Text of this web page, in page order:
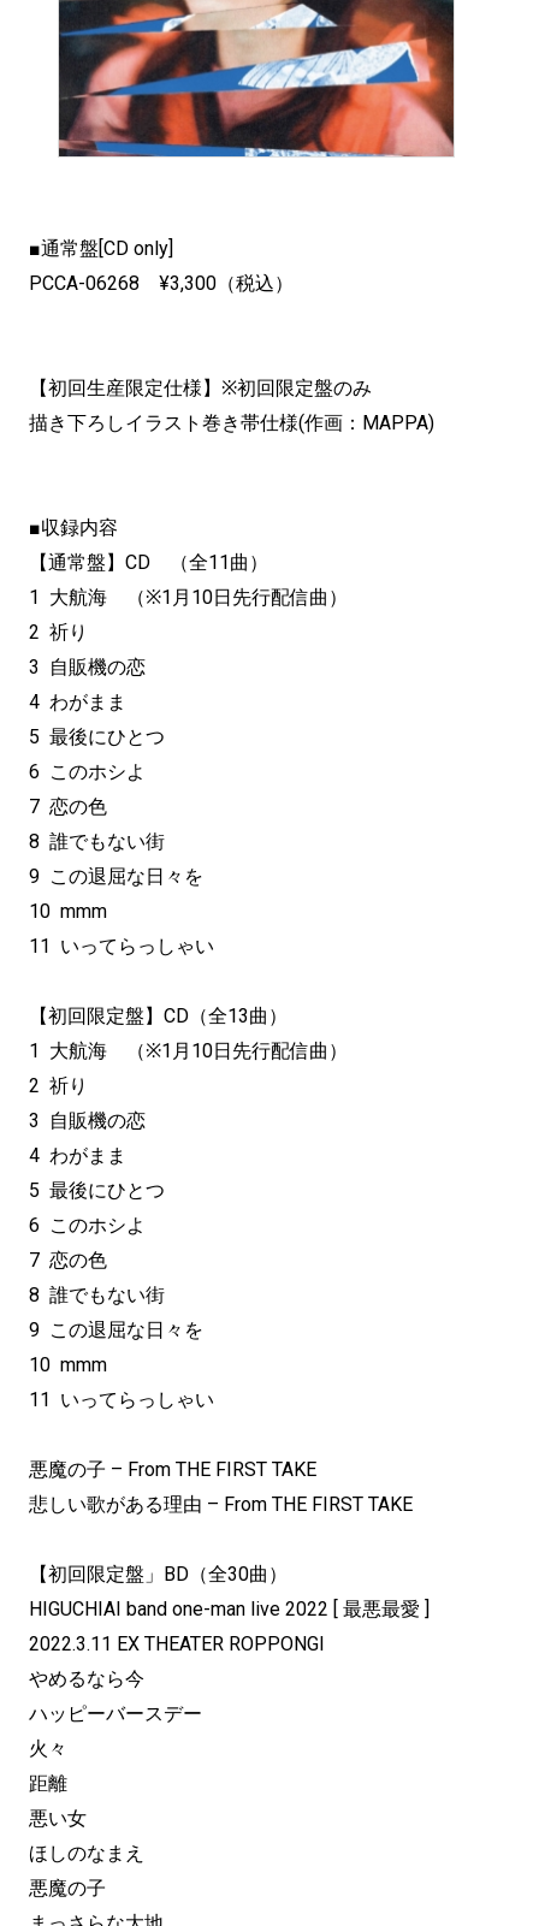
■通常盤[CD only]
PCCA-06268 ¥3,300（税込）
【初回生産限定仕様】※初回限定盤のみ
描き下ろしイラスト巻き帯仕様(作画：MAPPA)
■収録内容
【通常盤】CD （全11曲）
1 大航海 （※1月10日先行配信曲）
2 祈り
3 自販機の恋
4 わがまま
5 最後にひとつ
6 このホシよ
7 恋の色
8 誰でもない街
9 この退屈な日々を
10 mmm
11 いってらっしゃい
【初回限定盤】CD（全13曲）
1 大航海 （※1月10日先行配信曲）
2 祈り
3 自販機の恋
4 わがまま
5 最後にひとつ
6 このホシよ
7 恋の色
8 誰でもない街
9 この退屈な日々を
10 mmm
11 いってらっしゃい
悪魔の子 – From THE FIRST TAKE
悲しい歌がある理由 – From THE FIRST TAKE
【初回限定盤」BD（全30曲）
HIGUCHIAI band one-man live 2022 [ 最悪最愛 ]
2022.3.11 EX THEATER ROPPONGI
やめるなら今
ハッピーバースデー
火々
距離
悪い女
ほしのなまえ
悪魔の子